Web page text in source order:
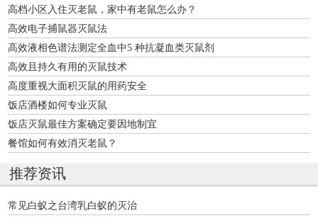
高档小区入住灭老鼠，家中有老鼠怎么办？
高效电子捕鼠器灭鼠法
高效液相色谱法测定全血中5 种抗凝血类灭鼠剂
高效且持久有用的灭鼠技术
高度重视大面积灭鼠的用药安全
饭店酒楼如何专业灭鼠
饭店灭鼠最佳方案确定要因地制宜
餐馆如何有效消灭老鼠？
推荐资讯
常见白蚁之台湾乳白蚁的灭治